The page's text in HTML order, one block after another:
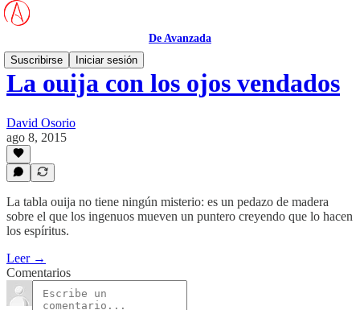
De Avanzada
Suscribirse
Iniciar sesión
La ouija con los ojos vendados
David Osorio
ago 8, 2015
La tabla ouija no tiene ningún misterio: es un pedazo de madera
sobre el que los ingenuos mueven un puntero creyendo que lo hacen
los espíritus.
Leer →
Comentarios